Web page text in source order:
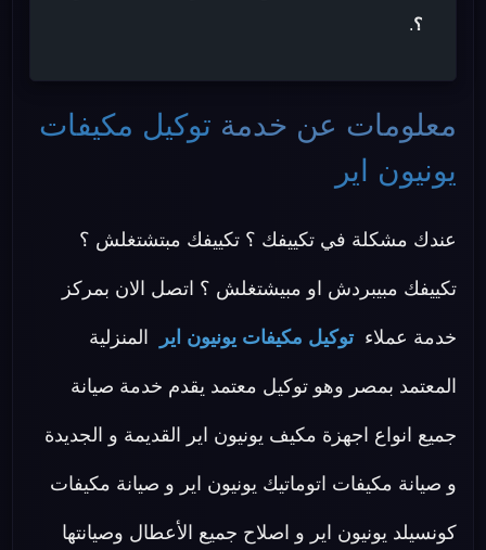
؟.
معلومات عن خدمة توكيل مكيفات
يونيون اير
عندك مشكلة في تكييفك ؟ تكييفك مبتشتغلش ؟
تكييفك مبيبردش او مبيشتغلش ؟ اتصل الان بمركز
خدمة عملاء توكيل مكيفات يونيون اير المنزلية
المعتمد بمصر وهو توكيل معتمد يقدم خدمة صيانة
جميع انواع اجهزة مكيف يونيون اير القديمة و الجديدة
و صيانة مكيفات اتوماتيك يونيون اير و صيانة مكيفات
كونسيلد يونيون اير و اصلاح جميع الأعطال وصيانتها